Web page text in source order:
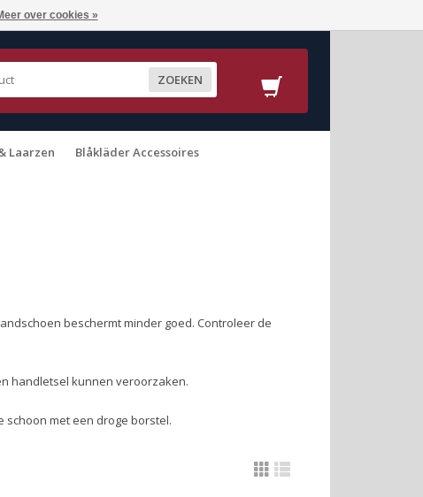
ZOEKEN
Laarzen Blåkläder Accessoires
beschermt minder goed. Controleer de
handletsel kunnen veroorzaken.
met een droge borstel.
over cookies »